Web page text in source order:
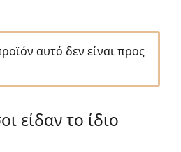
αυτό δεν είναι προς
είδαν το ίδιο